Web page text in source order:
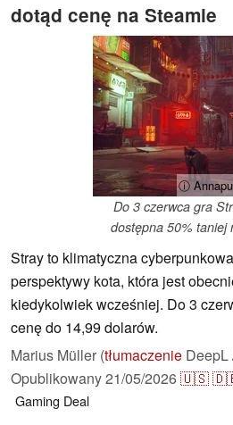
dotąd cenę na Steamie
ⓘ
Do 3 czerwca gra
dostępna 50% taniej
Stray to klimatyczna
perspektywy kota, która jest
kiedykolwiek wcześniej. Do 3
cenę do 14,99 dolarów.
Marius Müller (tłumaczenie DeepL
Opublikowany21/05/2026🇺🇸
Gaming Deal